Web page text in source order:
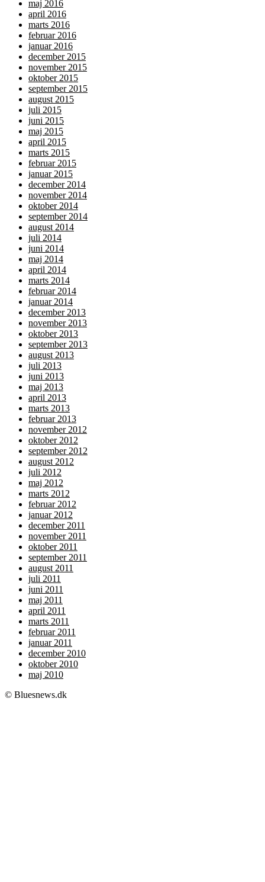
maj 2016
april 2016
marts 2016
februar 2016
januar 2016
december 2015
november 2015
oktober 2015
september 2015
august 2015
juli 2015
juni 2015
maj 2015
april 2015
marts 2015
februar 2015
januar 2015
december 2014
november 2014
oktober 2014
september 2014
august 2014
juli 2014
juni 2014
maj 2014
april 2014
marts 2014
februar 2014
januar 2014
december 2013
november 2013
oktober 2013
september 2013
august 2013
juli 2013
juni 2013
maj 2013
april 2013
marts 2013
februar 2013
november 2012
oktober 2012
september 2012
august 2012
juli 2012
maj 2012
marts 2012
februar 2012
januar 2012
december 2011
november 2011
oktober 2011
september 2011
august 2011
juli 2011
juni 2011
maj 2011
april 2011
marts 2011
februar 2011
januar 2011
december 2010
oktober 2010
maj 2010
© Bluesnews.dk